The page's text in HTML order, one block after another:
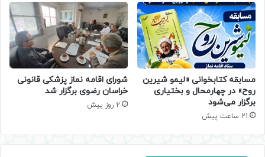
مسابقه کتابخوانی «لیمو شیرین
روح» در چهارمحال و بختیاری
برگزار می‌شود
21 ساعت پیش
شورای اقامه نماز پزشکی قانونی
خراسان رضوی برگزار شد
2 روز پیش